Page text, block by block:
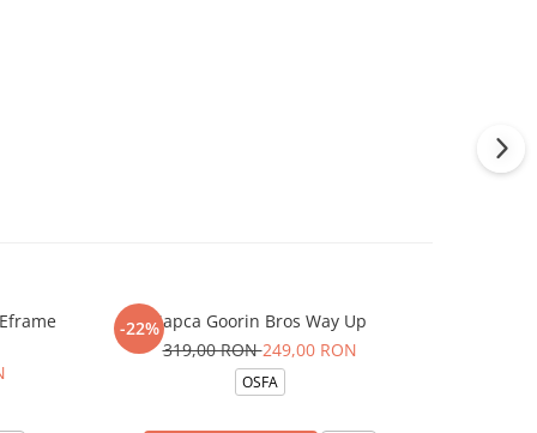
-22%Sapca Goorin Bros Way Up
319,00 RON249,00 RON
OSFA